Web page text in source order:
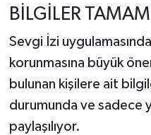
BİLGİLER
Sevgi İzi
korunmasına büyük
bulunan kişilere ait
durumunda ve sadece
paylaşılıyor.